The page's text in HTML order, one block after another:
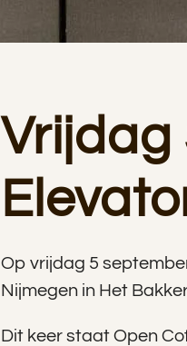
Vrijdag
Op vrijdag 5
Nijmegen in Het
Dit keer staat Open